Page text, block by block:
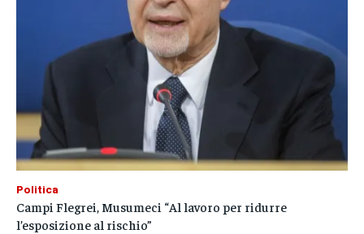
Politica
Campi Flegrei, Musumeci “Al lavoro per ridurre
l’esposizione al rischio”